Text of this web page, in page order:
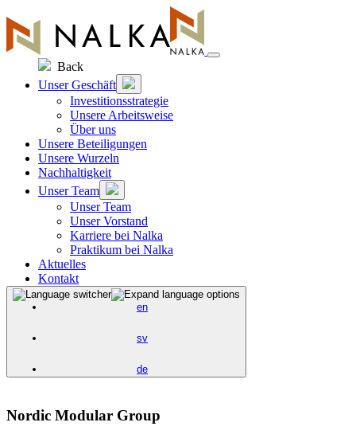
Inhalt
springen
Back
Unser Geschäft
Investitionsstrategie
Unsere Arbeitsweise
Über uns
Unsere Beteiligungen
Unsere Wurzeln
Nachhaltigkeit
Unser Team
Unser Team
Unser Vorstand
Karriere bei Nalka
Praktikum bei Nalka
Aktuelles
Kontakt
en
sv
de
Nordic Modular Group